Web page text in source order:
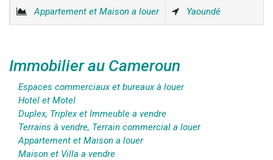
Appartement et Maison a louer Yaoundé
Immobilier au Cameroun
Espaces commerciaux et bureaux à louer
Hotel et Motel
Duplex, Triplex et Immeuble a vendre
Terrains à vendre, Terrain commercial a louer
Appartement et Maison a louer
Maison et Villa a vendre